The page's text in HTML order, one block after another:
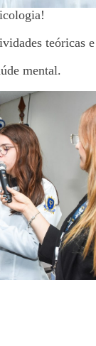
teóricas
mental.